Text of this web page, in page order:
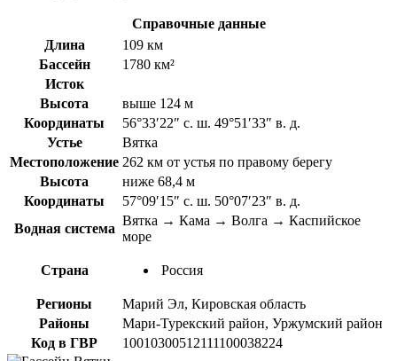
Справочные данные
Длина
109 км
Бассейн
1780 км²
Исток
Высота
выше 124 м
Координаты
56°33′22″ с. ш. 49°51′33″ в. д.
Устье
Вятка
Местоположение 262 км от устья по правому берегу
Высота
ниже 68,4 м
Координаты
57°09′15″ с. ш. 50°07′23″ в. д.
Водная система
Вятка → Кама → Волга → Каспийское
море
Страна Россия
Регионы
Марий Эл, Кировская область
Районы
Мари-Турекский район, Уржумский район
Код в ГВР
10010300512111100038224